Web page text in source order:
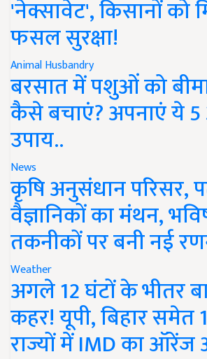
'नेक्सावेट', किसानों को
फसल सुरक्षा!
Animal Husbandry
बरसात में पशुओं को
कैसे बचाएं? अपनाएं ये
उपाय..
News
कृषि अनुसंधान परिसर,
वैज्ञानिकों का मंथन,
तकनीकों पर बनी नई
Weather
अगले 12 घंटों के भीतर
कहर! यूपी, बिहार समेत
राज्यों में IMD का ऑरेंज